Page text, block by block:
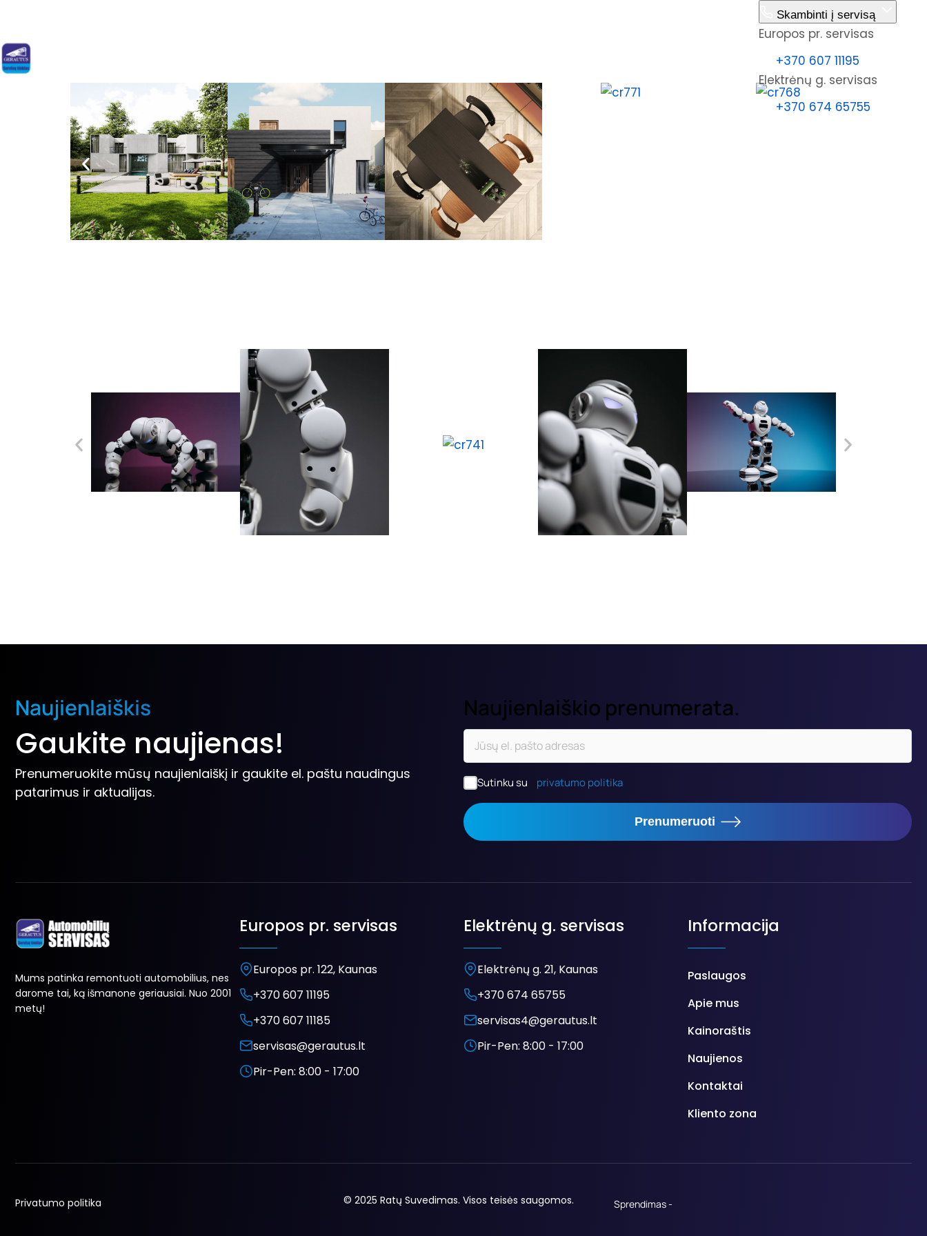
Skambinti į servisą
Europos pr. servisas
+370 607 11195
Elektrėnų g. servisas
+370 674 65755
Naujienlaiškis
Gaukite naujienas!
Prenumeruokite mūsų naujienlaiškį ir gaukite el. paštu naudingus
patarimus ir aktualijas.
Naujienlaiškio prenumerata.
Sutinku su privatumo politika
Prenumeruoti
Mums patinka remontuoti automobilius, nes
darome tai, ką išmanone geriausiai. Nuo 2001
metų!
Europos pr. servisas
Europos pr. 122, Kaunas
+370 607 11195
+370 607 11185
servisas@gerautus.lt
Pir-Pen: 8:00 - 17:00
Elektrėnų g. servisas
Elektrėnų g. 21, Kaunas
+370 674 65755
servisas4@gerautus.lt
Pir-Pen: 8:00 - 17:00
Informacija
Paslaugos
Apie mus
Kainoraštis
Naujienos
Kontaktai
Kliento zona
Privatumo politika © 2025 Ratų Suvedimas. Visos teisės saugomos. Sprendimas -